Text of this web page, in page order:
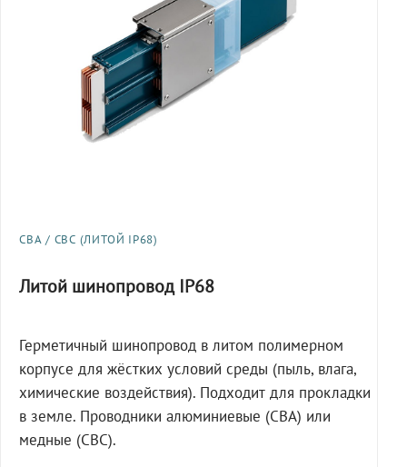
СВА / СВС (ЛИТОЙ IP68)
Литой шинопровод IP68
Герметичный шинопровод в литом полимерном
корпусе для жёстких условий среды (пыль, влага,
химические воздействия). Подходит для прокладки
в земле. Проводники алюминиевые (СВА) или
медные (СВС).